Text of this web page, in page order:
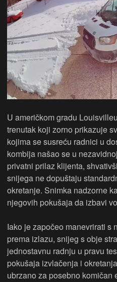
U američkom gradu
trenutak koji zorno prikazuje
kojima se susreću radnici u
kombija našao se u
privatni prilaz klijenta,
snijega ne dopuštaju
okretanje. Snimka nadzorne
njegovih pokušaja da izbavi
Iako je započeo manevrirati s
prema izlazu, snijeg s obje
jednostavnu radnju u pravu
pokušaja izvlačenja i
ubrzano za posebno komičan